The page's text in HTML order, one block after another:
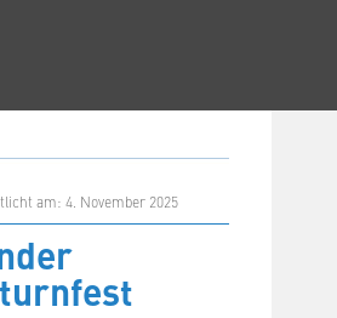
am: 4. November 2025